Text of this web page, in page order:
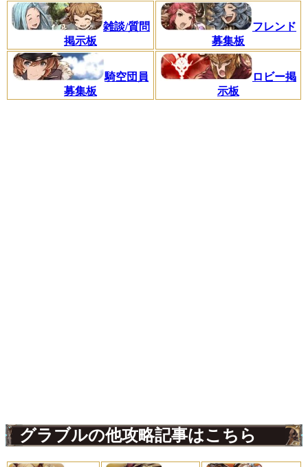
雑談/質問
掲示板
フレンド
募集板
騎空団員
募集板
ロビー掲
示板
グラブルの他攻略記事はこちら